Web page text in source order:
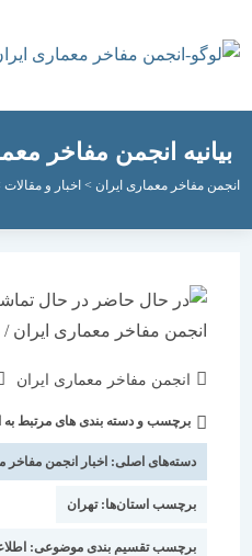
انجمن مفاخر
مفاخر معماری ایران > اخبار و مقالات>
انجمن مفاخر معماری ایران
نوشته
شده
است:
3 اسفند 1401
برچسب و دسته بندی های مرتبط به این
دسته‌های اصلی:اخبار انجمن مفاخر معماری
برچسب استان‌ها:تهران
برچسب تقسیم بندی موضوعی:اطلاعیه ها |